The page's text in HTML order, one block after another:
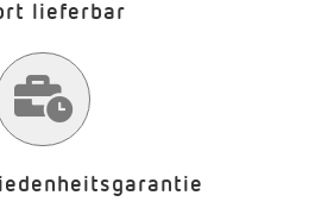
lieferbar